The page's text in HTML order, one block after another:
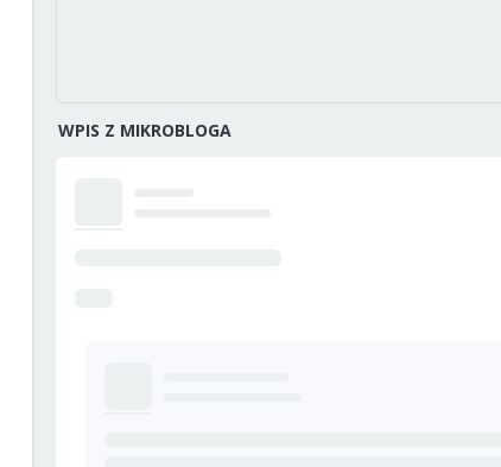
WPIS Z MIKROBLOGA